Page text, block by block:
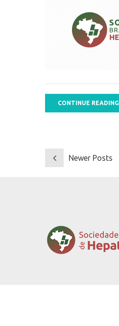
CONTINUE READING
Newer Posts